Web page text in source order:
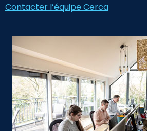
Contacter l’équipe Cerca